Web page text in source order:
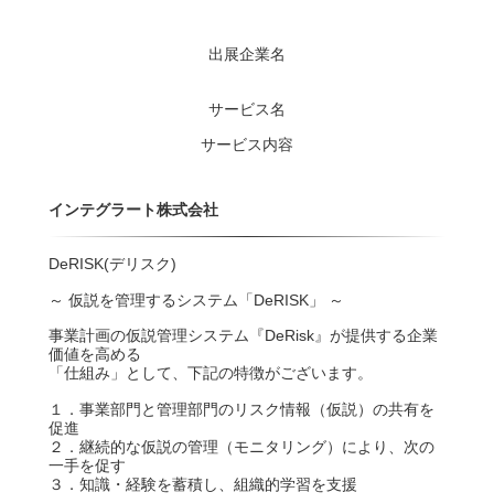
出展企業名
サービス名
サービス内容
インテグラート株式会社
DeRISK(デリスク)
～ 仮説を管理するシステム「DeRISK」 ～
事業計画の仮説管理システム『DeRisk』が提供する企業
価値を高める
「仕組み」として、下記の特徴がございます。
１．事業部門と管理部門のリスク情報（仮説）の共有を
促進
２．継続的な仮説の管理（モニタリング）により、次の
一手を促す
３．知識・経験を蓄積し、組織的学習を支援